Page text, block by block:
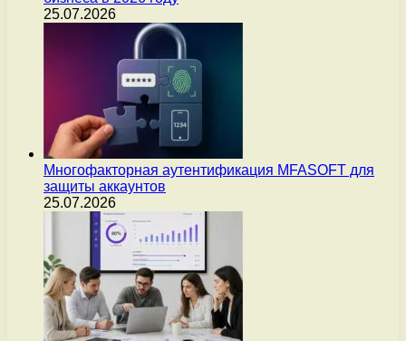
25.07.2026
Многофакторная аутентификация MFASOFT для
защиты аккаунтов
25.07.2026